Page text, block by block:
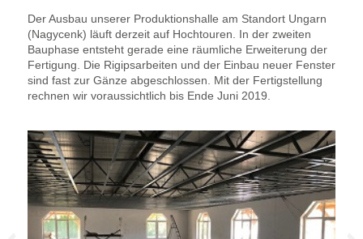
Der Ausbau unserer Produktionshalle am Standort Ungarn
(Nagycenk) läuft derzeit auf Hochtouren. In der zweiten
Bauphase entsteht gerade eine räumliche Erweiterung der
Fertigung. Die Rigipsarbeiten und der Einbau neuer Fenster
sind fast zur Gänze abgeschlossen. Mit der Fertigstellung
rechnen wir voraussichtlich bis Ende Juni 2019.